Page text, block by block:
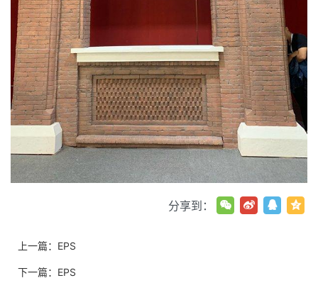
分享到：
上一篇： EPS
下一篇： EPS